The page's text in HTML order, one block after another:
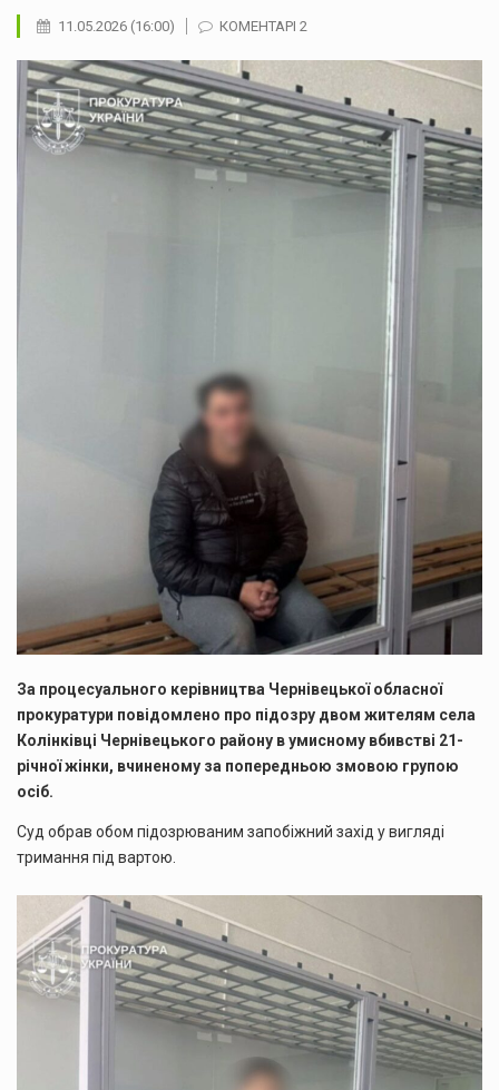
11.05.2026 (16:00) КОМЕНТАРІ 2
За процесуального керівництва Чернівецької обласної
прокуратури повідомлено про підозру двом жителям села
Колінківці Чернівецького району в умисному вбивстві 21-
річної жінки, вчиненому за попередньою змовою групою
осіб.
Суд обрав обом підозрюваним запобіжний захід у вигляді
тримання під вартою.